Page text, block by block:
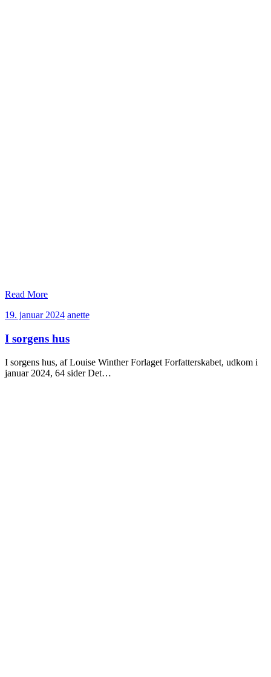
Read More
19. januar 202419.
2024
anetteanette
I sorgens hus
I sorgens hus, af Louise Winther Forlaget Forfatterskabet, udkom i
januar 2024, 64 sider Det…